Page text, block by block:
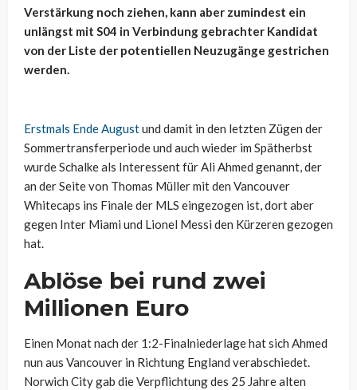
Verstärkung noch ziehen, kann aber zumindest ein
unlängst mit S04 in Verbindung gebrachter Kandidat
von der Liste der potentiellen Neuzugänge gestrichen
werden.
Erstmals Ende Augustund damit in den letzten Zügen der
Sommertransferperiode und auch wieder im Spätherbst
wurde Schalke als Interessent für Ali Ahmed genannt, der
an der Seite von Thomas Müller mit den Vancouver
Whitecaps ins Finale der MLS eingezogen ist, dort aber
gegen Inter Miami und Lionel Messi den Kürzeren gezogen
hat.
Ablöse bei rund zwei
Millionen Euro
Einen Monat nach der 1:2-Finalniederlage hat sich Ahmed
nun aus Vancouver in Richtung England verabschiedet.
Norwich City gab die Verpflichtung des 25 Jahre alten